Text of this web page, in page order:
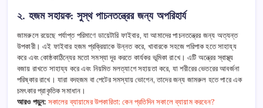
২. হজম সহায়ক: সুস্থ পাচনতন্ত্রের জন্য অপরিহার্য
জামরুলে রয়েছে পর্যাপ্ত পরিমাণে ডায়েটারি ফাইবার, যা আমাদের পাচনতন্ত্রের জন্য অত্যন্ত
উপকারী। এই ফাইবার হজম প্রক্রিয়াকে উন্নত করে, খাবারকে সহজে পরিপাক হতে সাহায্য
করে এবং কোষ্ঠকাঠিন্যের মতো সমস্যা দূর করতে কার্যকর ভূমিকা রাখে। এটি অন্ত্রের স্বাস্থ্য
বজায় রাখতে সাহায্য করে এবং নিয়মিত মলত্যাগে সহায়তা করে, যা শরীরের ভেতরের আবর্জনা
পরিষ্কার রাখে। যারা বদহজম বা পেটের সমস্যায় ভোগেন, তাদের জন্য জামরুল হতে পারে এক
চমৎকার প্রাকৃতিক সমাধান।
আরও পড়ুন: সকালের ব্যায়ামের উপকারিতা: কেন প্রতিদিন সকালে ব্যায়াম করবেন?